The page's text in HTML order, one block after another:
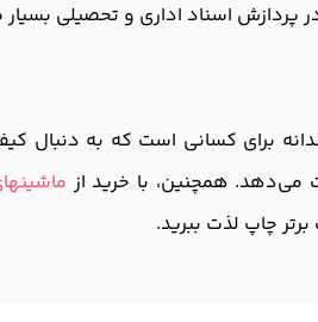
اسناد اداری و تحصیلی
کارتریج آفشید مدل 108 یک ا نتخاب هوشمندانه
می‌دهد. همچنین، با خرید از
چاپ لذت ببرید.